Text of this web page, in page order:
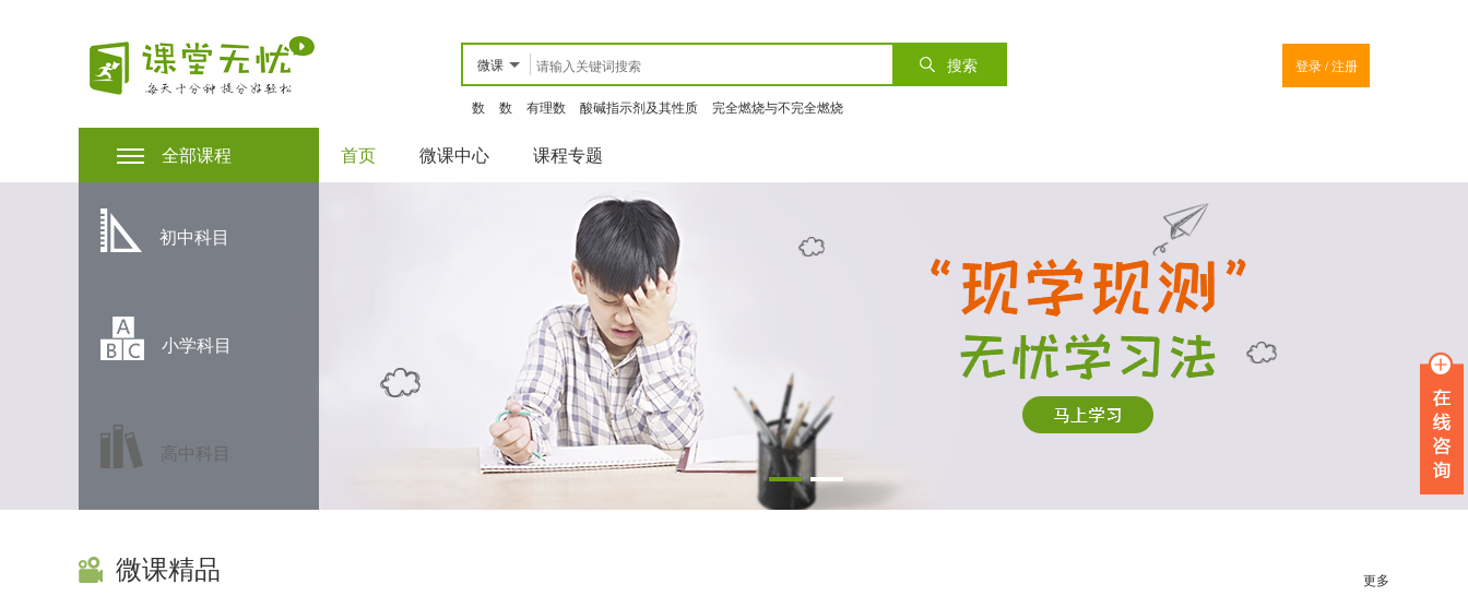
微课 搜索
数 数 有理数 酸碱指示剂及其性质 完全燃烧与不完全燃烧
登录/注册
全部课程
初中科目
小学科目
高中科目
首页 微课中心 课程专题
微课精品 更多